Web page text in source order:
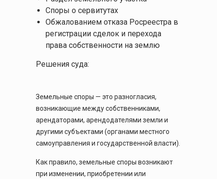
Споры о сервитутах
Обжалованием отказа Росреестра в
регистрации сделок и перехода
права собственности на землю
Решения суда:
Земельные споры — это разногласия,
возникающие между собственниками,
арендаторами, арендодателями земли и
другими субъектами (органами местного
самоуправления и государственной власти).
Как правило, земельные споры возникают
при изменении, приобретении или